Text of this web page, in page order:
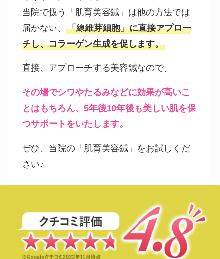
当院で扱う「肌育美容鍼」は他の方法では
届かない、 「線維芽細胞」に直接アプロー
チし、コラーゲン生成を促します。
直接、アプローチする美容鍼なので、
その場でシワやたるみなどに効果が高いこ
とはもちろん、5年後10年後も美しい肌を保
つサポートをいたします。
ぜひ、当院の「肌育美容鍼」をお試しくだ
さい♪